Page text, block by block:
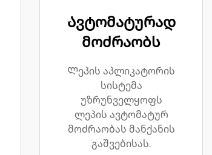
Ავტომატურად
მოძრაობს
Ლეპის აპლიკატორის
სისტემა
უზრუნველყოფს
ლეპის ავტომატურ
მოძრაობას მანქანის
გაშვებისას.